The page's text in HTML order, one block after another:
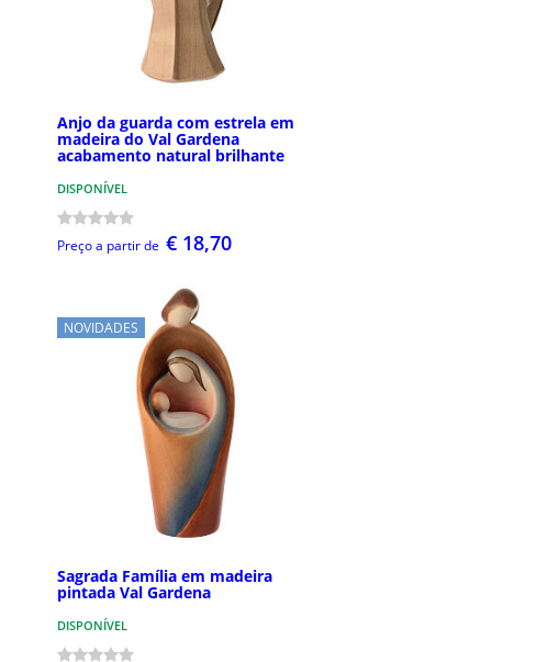
Anjo da guarda com estrela em
madeira do Val Gardena
acabamento natural brilhante
DISPONÍVEL
Preço a partir de € 18,70
NOVIDADES
Sagrada Família em madeira
pintada Val Gardena
DISPONÍVEL